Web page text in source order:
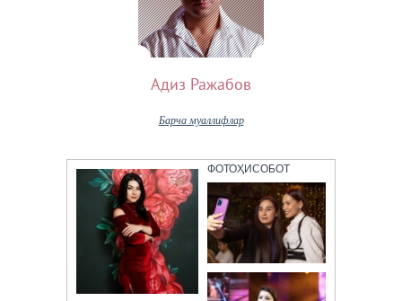
Адиз Ражабов
Барча муаллифлар
ФОТОҲИСОБОТ